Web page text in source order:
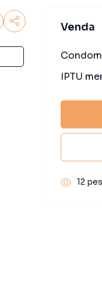
Venda
IPTU
12